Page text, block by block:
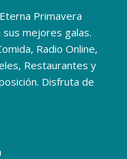
Primavera
mejores galas.
Radio Online,
Restaurantes y
Disfruta de